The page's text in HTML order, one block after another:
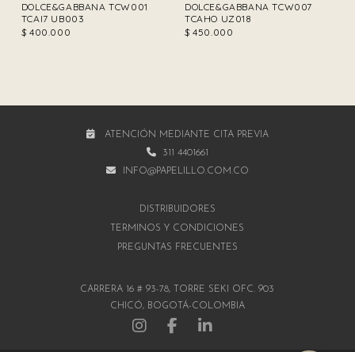
DOLCE&GABBANA TCW001
TCAI7 UB003
$400.000
DOLCE&GABBANA TCW007
TCAHO UZ018
$450.000
ATENCIÓN MEDIANTE CITA PREVIA
311 4401661
INFO@PAPELILLO.COM.CO
DISTRIBUIDORES
TÉRMINOS Y CONDICIONES
PREGUNTAS FRECUENTES
CARRERA 16 # 93-78, TORRE SEKI OFC. 903
CHICÓ, BOGOTÁ-COLOMBIA